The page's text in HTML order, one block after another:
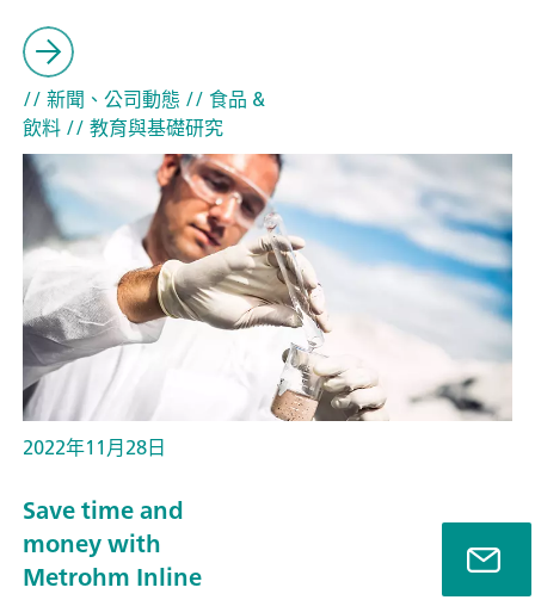
// 新聞、公司動態 // 食品 &
飲料// 教育與基礎研究
2022年11月28日
Save time and
money with
Metrohm Inline